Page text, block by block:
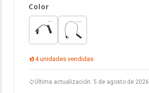
Color
4 unidades vendidas
Última actualización: 5 de agosto de 2026